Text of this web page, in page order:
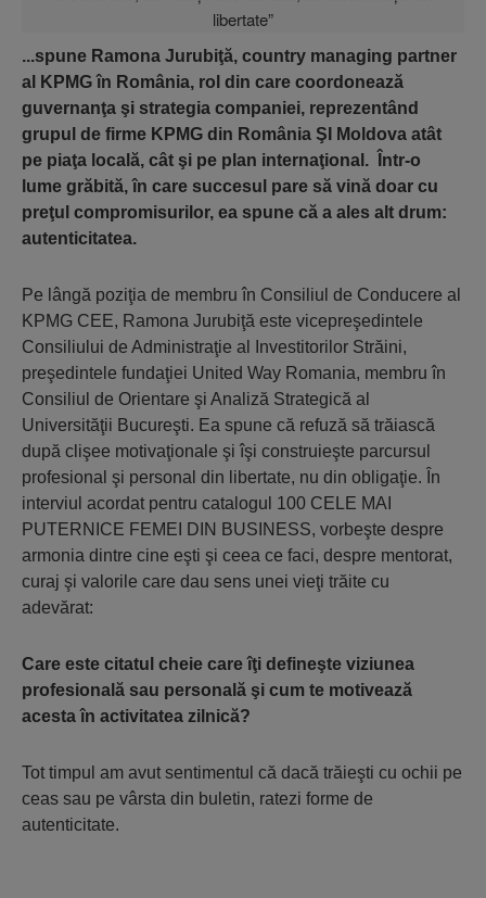
...spune Ramona Jurubiţă, country managing partner
al KPMG în România, rol din care coordonează
guvernanţa şi strategia companiei, reprezentând
grupul de firme KPMG din România ŞI Moldova atât
pe piaţa locală, cât şi pe plan internaţional. Într-o
lume grăbită, în care succesul pare să vină doar cu
preţul compromisurilor, ea spune că a ales alt drum:
autenticitatea.
Pe lângă poziţia de membru în Consiliul de Conducere al
KPMG CEE, Ramona Jurubiţă este vicepreşedintele
Consiliului de Administraţie al Investitorilor Străini,
preşedintele fundaţiei United Way Romania, membru în
Consiliul de Orientare şi Analiză Strategică al
Universităţii Bucureşti. Ea spune că refuză să trăiască
după clişee motivaţionale şi îşi construieşte parcursul
profesional şi personal din libertate, nu din obligaţie. În
interviul acordat pentru catalogul 100 CELE MAI
PUTERNICE FEMEI DIN BUSINESS, vorbeşte despre
armonia dintre cine eşti şi ceea ce faci, despre mentorat,
curaj şi valorile care dau sens unei vieţi trăite cu
adevărat:
Care este citatul cheie care îţi defineşte viziunea
profesională sau personală şi cum te motivează
acesta în activitatea zilnică?
Tot timpul am avut sentimentul că dacă trăieşti cu ochii pe
ceas sau pe vârsta din buletin, ratezi forme de
autenticitate.